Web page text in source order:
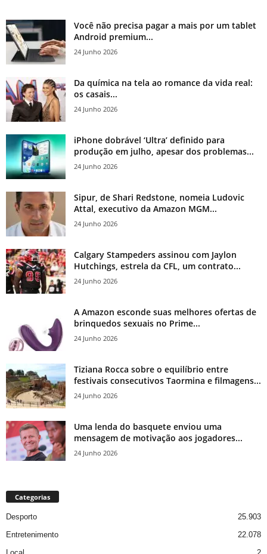
Você não precisa pagar a mais por um tablet
Android premium...
24 Junho 2026
Da química na tela ao romance da vida real:
os casais...
24 Junho 2026
iPhone dobrável ‘Ultra’ definido para
produção em julho, apesar dos problemas...
24 Junho 2026
Sipur, de Shari Redstone, nomeia Ludovic
Attal, executivo da Amazon MGM...
24 Junho 2026
Calgary Stampeders assinou com Jaylon
Hutchings, estrela da CFL, um contrato...
24 Junho 2026
A Amazon esconde suas melhores ofertas de
brinquedos sexuais no Prime...
24 Junho 2026
Tiziana Rocca sobre o equilíbrio entre
festivais consecutivos Taormina e filmagens...
24 Junho 2026
Uma lenda do basquete enviou uma
mensagem de motivação aos jogadores...
24 Junho 2026
Categorias
Desporto
25.903
Entretenimento
22.078